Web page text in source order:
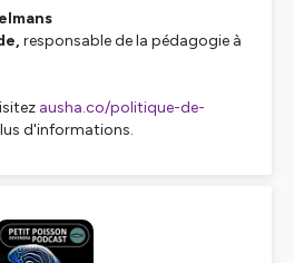
responsable de la pédagogie à
ausha.co/politique-de-
d'informations.